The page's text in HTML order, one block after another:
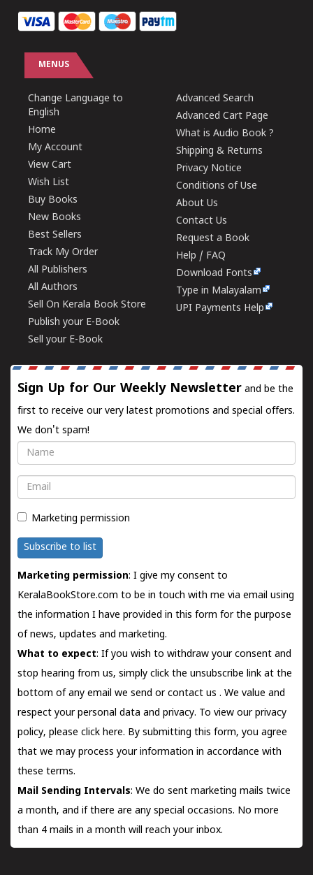
MENUS
Change Language to
English
Home
My Account
View Cart
Wish List
Buy Books
New Books
Best Sellers
Track My Order
All Publishers
All Authors
Sell On Kerala Book Store
Publish your E-Book
Sell your E-Book
Advanced Search
Advanced Cart Page
What is Audio Book ?
Shipping & Returns
Privacy Notice
Conditions of Use
About Us
Contact Us
Request a Book
Help / FAQ
Download Fonts
Type in Malayalam
UPI Payments Help
Sign Up for Our Weekly Newsletter and be the
first to receive our very latest promotions and special offers.
We don't spam!
Name
Email
Marketing permission
Subscribe to list
Marketing permission: I give my consent to
KeralaBookStore.com to be in touch with me via email using
the information I have provided in this form for the purpose
of news, updates and marketing.
What to expect: If you wish to withdraw your consent and
stop hearing from us, simply click the unsubscribe link at the
bottom of any email we send orcontact us . We value and
respect your personal data and privacy. To view our privacy
policy, please click here. By submitting this form, you agree
that we may process your information in accordance with
these terms.
Mail Sending Intervals: We do sent marketing mails twice
a month, and if there are any special occasions. No more
than 4 mails in a month will reach your inbox.